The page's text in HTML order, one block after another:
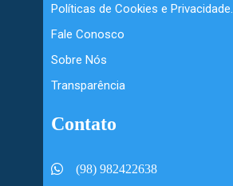
Políticas de Cookies e Privacidade.
Fale Conosco
Sobre Nós
Transparência
Contato
(98) 982422638